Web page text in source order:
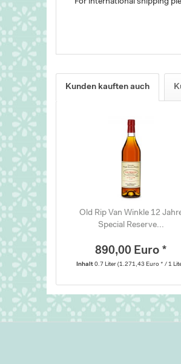
Kunden kauften auch
Old Rip Van Winkle 12
Special Reserve...
890,00 Euro *
Inhalt 0.7 Liter (1.271,43 Euro * / 1